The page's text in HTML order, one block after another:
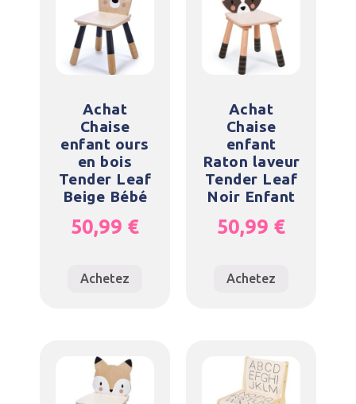
Achat
Chaise
enfant ours
en bois
Tender Leaf
Beige Bébé
50,99 €
Achetez
Achat
Chaise
enfant
Raton laveur
Tender Leaf
Noir Enfant
50,99 €
Achetez